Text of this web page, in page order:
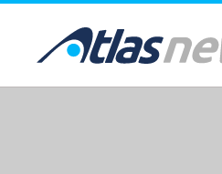
common.go-to-content